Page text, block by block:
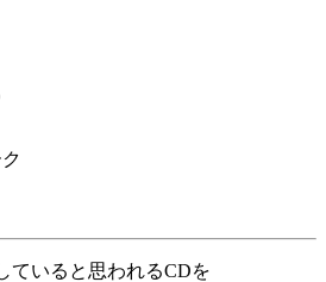
ていると思われるCDを